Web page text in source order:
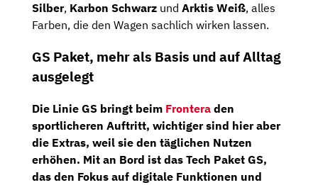
Silber, Karbon Schwarz und Arktis Weiß, alles
Farben, die den Wagen sachlich wirken lassen.
GS Paket, mehr als Basis und auf Alltag
ausgelegt
Die Linie GS bringt beim Frontera den
sportlicheren Auftritt, wichtiger sind hier aber
die Extras, weil sie den täglichen Nutzen
erhöhen. Mit an Bord ist das Tech Paket GS,
das den Fokus auf digitale Funktionen und